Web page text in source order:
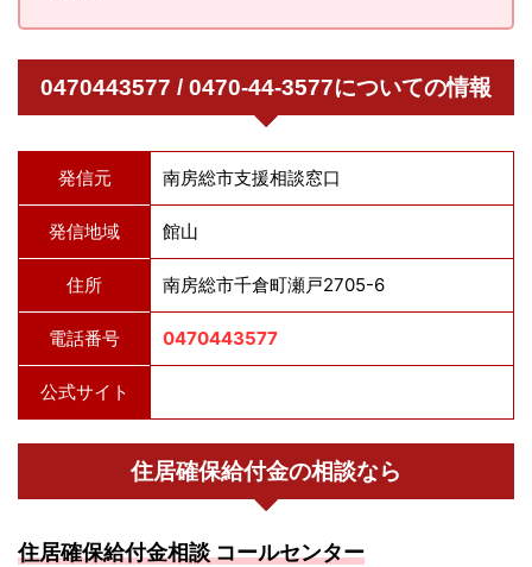
0470443577 / 0470-44-3577についての情報
発信元 南房総市支援相談窓口
発信地域 館山
住所 南房総市千倉町瀬戸2705-6
電話番号 0470443577
公式サイト
住居確保給付金の相談なら
住居確保給付金相談 コールセンター